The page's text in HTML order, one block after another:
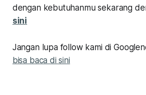
dengan kebutuhanmu sekarang
sini
Jangan lupa follow kami di
bisa baca di sini